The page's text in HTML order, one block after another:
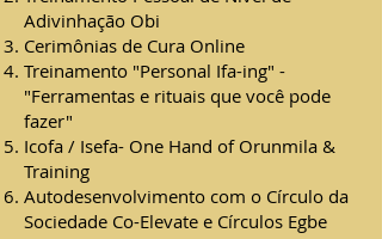
Adivinhação Obi
Cerimônias de Cura Online
Treinamento "Personal Ifa-ing" -
"Ferramentas e rituais que você pode
fazer"
Icofa / Isefa- One Hand of Orunmila &
Training
Autodesenvolvimento com o Círculo da
Sociedade Co-Elevate e Círculos Egbe